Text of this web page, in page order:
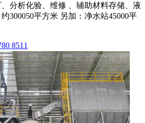
分析化验、维修 、辅助材料存储、液
300050平方米 另加：净水站45000平
8511